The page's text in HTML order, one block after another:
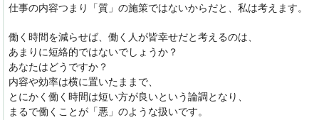
仕事の内容つまり「質」の施策ではないからだと、私は考えます。
働く時間を減らせば、働く人が皆幸せだと考えるのは、
あまりに短絡的ではないでしょうか？
あなたはどうですか？
内容や効率は横に置いたままで、
とにかく働く時間は短い方が良いという論調となり、
まるで働くことが「悪」のような扱いです。